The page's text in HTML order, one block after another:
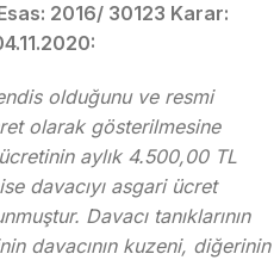
2016/ 30123 Karar:
olduğunu ve resmi
olarak gösterilmesine
aylık 4.500,00 TL
davacıyı asgari ücret
Davacı tanıklarının
davacının kuzeni, diğerinin